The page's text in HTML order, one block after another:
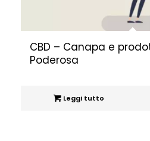
CBD – Canapa e
Poderosa
Leggi tutto